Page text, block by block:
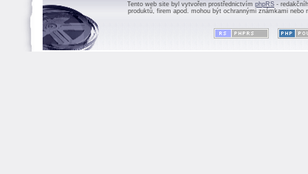
Tento web site byl vytvořen prostřednictvím phpRS -
produktů, firem apod. mohou být ochrannými známkami